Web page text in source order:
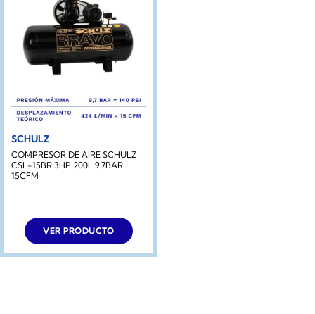
SCHULZ
COMPRESOR DE AIRE SCHULZ
CSL-15BR 3HP 200L 9.7BAR
15CFM
VER PRODUCTO